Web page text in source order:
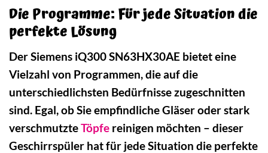
Die Programme: Für jede Situation die
perfekte Lösung
Der Siemens iQ300 SN63HX30AE bietet eine
Vielzahl von Programmen, die auf die
unterschiedlichsten Bedürfnisse zugeschnitten
sind. Egal, ob Sie empfindliche Gläser oder stark
verschmutzteTöpfe reinigen möchten – dieser
Geschirrspüler hat für jede Situation die perfekte